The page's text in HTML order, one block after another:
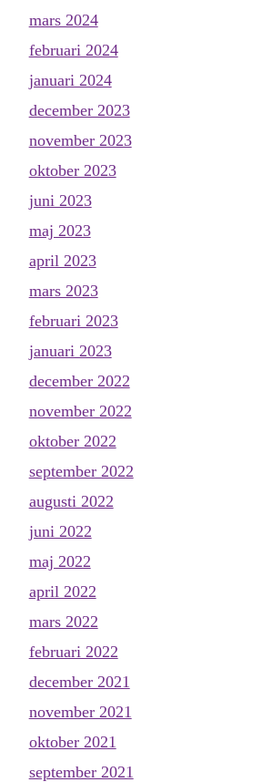
mars 2024
februari 2024
januari 2024
december 2023
november 2023
oktober 2023
juni 2023
maj 2023
april 2023
mars 2023
februari 2023
januari 2023
december 2022
november 2022
oktober 2022
september 2022
augusti 2022
juni 2022
maj 2022
april 2022
mars 2022
februari 2022
december 2021
november 2021
oktober 2021
september 2021